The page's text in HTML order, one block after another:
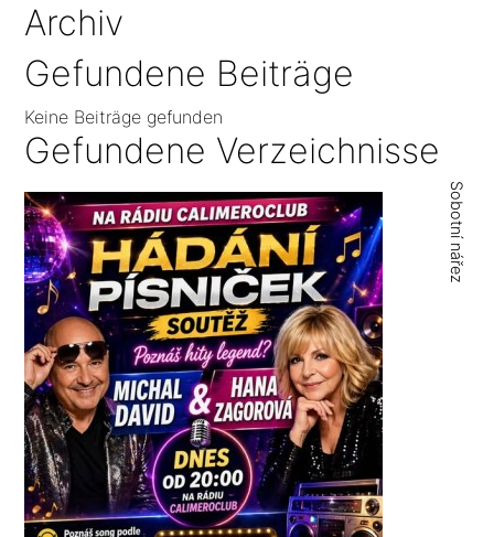
Archiv
Gefundene Beiträge
Keine Beiträge gefunden
Gefundene Verzeichnisse
Sobotní nářez